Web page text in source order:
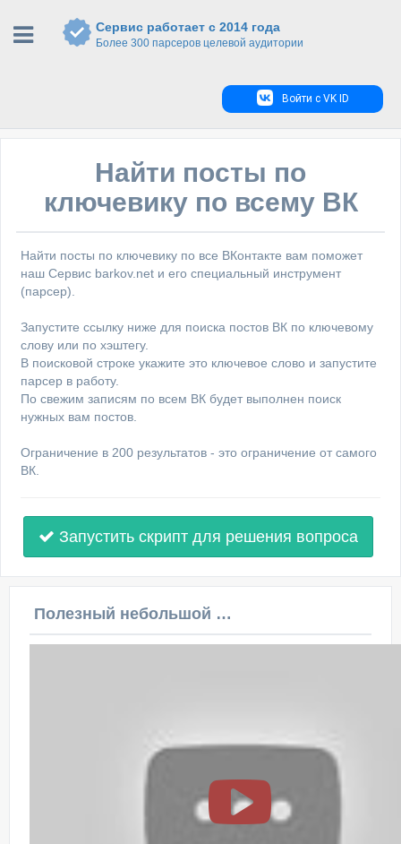
Сервис работает с 2014 года
Более 300 парсеров целевой аудитории
Войти с VK ID
Найти посты по
ключевику по всему ВК
Найти посты по ключевику по все ВКонтакте вам поможет
наш Сервис barkov.net и его специальный инструмент
(парсер).
Запустите ссылку ниже для поиска постов ВК по ключевому
слову или по хэштегу.
В поисковой строке укажите это ключевое слово и запустите
парсер в работу.
По свежим записям по всем ВК будет выполнен поиск
нужных вам постов.
Ограничение в 200 результатов - это ограничение от самого
ВК.
Запустить скрипт для решения вопроса
Полезный небольшой видеоурок по этой теме